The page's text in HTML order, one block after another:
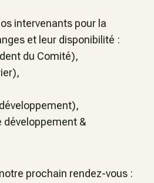
intervenants pour la
et leur disponibilité :
du Comité),
développement &
prochain rendez-vous :